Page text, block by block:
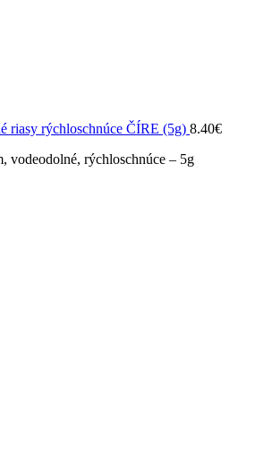
riasy rýchloschnúce ČÍRE (5g) 8.40€
vodeodolné, rýchloschnúce – 5g